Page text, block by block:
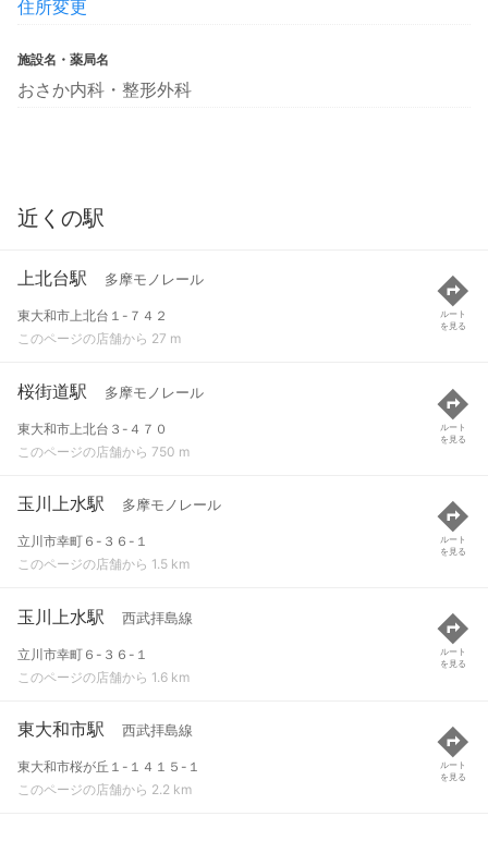
住所変更
施設名・薬局名
おさか内科・整形外科
近くの駅
上北台駅 多摩モノレール
東大和市上北台１-７４２
このページの店舗から 27 m
ルート
を見る
桜街道駅 多摩モノレール
東大和市上北台３-４７０
このページの店舗から 750 m
ルート
を見る
玉川上水駅 多摩モノレール
立川市幸町６-３６-１
このページの店舗から 1.5 km
ルート
を見る
玉川上水駅 西武拝島線
立川市幸町６-３６-１
このページの店舗から 1.6 km
ルート
を見る
東大和市駅 西武拝島線
東大和市桜が丘１-１４１５-１
このページの店舗から 2.2 km
ルート
を見る